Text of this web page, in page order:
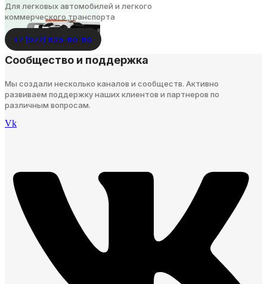
Для легковых автомобилей и легкого
коммерческого транспорта
+7 (977) 625-60-60
Сообщество и поддержка
Мы создали несколько каналов и сообществ. Активно
развиваем поддержку наших клиентов и партнеров по
различным вопросам.
Vk